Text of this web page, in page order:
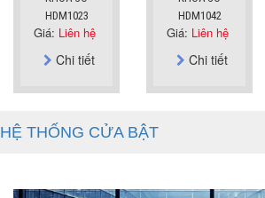
HDM1023
Giá: Liên hệ
Chi tiết
HDM1042
Giá: Liên hệ
Chi tiết
HỆ THỐNG CỬA BẬT